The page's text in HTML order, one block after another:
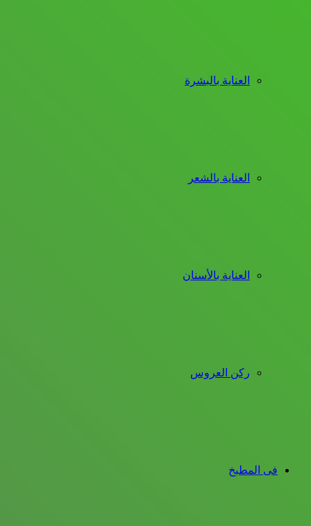
العناية بالبشرة
العناية بالشعر
العناية بالأسنان
ركن العروس
فى المطبخ